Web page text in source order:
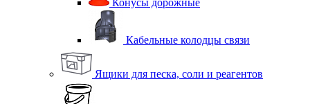
Конусы дорожные
Кабельные колодцы связи
Ящики для песка, соли и реагентов